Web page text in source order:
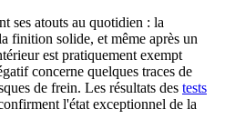
ses atouts au quotidien : la
finition solide, et même après un
est pratiquement exempt
concerne quelques traces de
de frein. Les résultats des tests
l'état exceptionnel de la